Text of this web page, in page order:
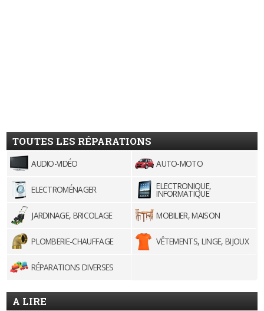
TOUTES LES RÉPARATIONS
AUDIO-VIDÉO AUTO-MOTO
ELECTROMÉNAGER ELECTRONIQUE,
INFORMATIQUE
JARDINAGE, BRICOLAGE
MOBILIER, MAISON
PLOMBERIE-CHAUFFAGE VÊTEMENTS, LINGE, BIJOUX
RÉPARATIONS DIVERSES
A LIRE